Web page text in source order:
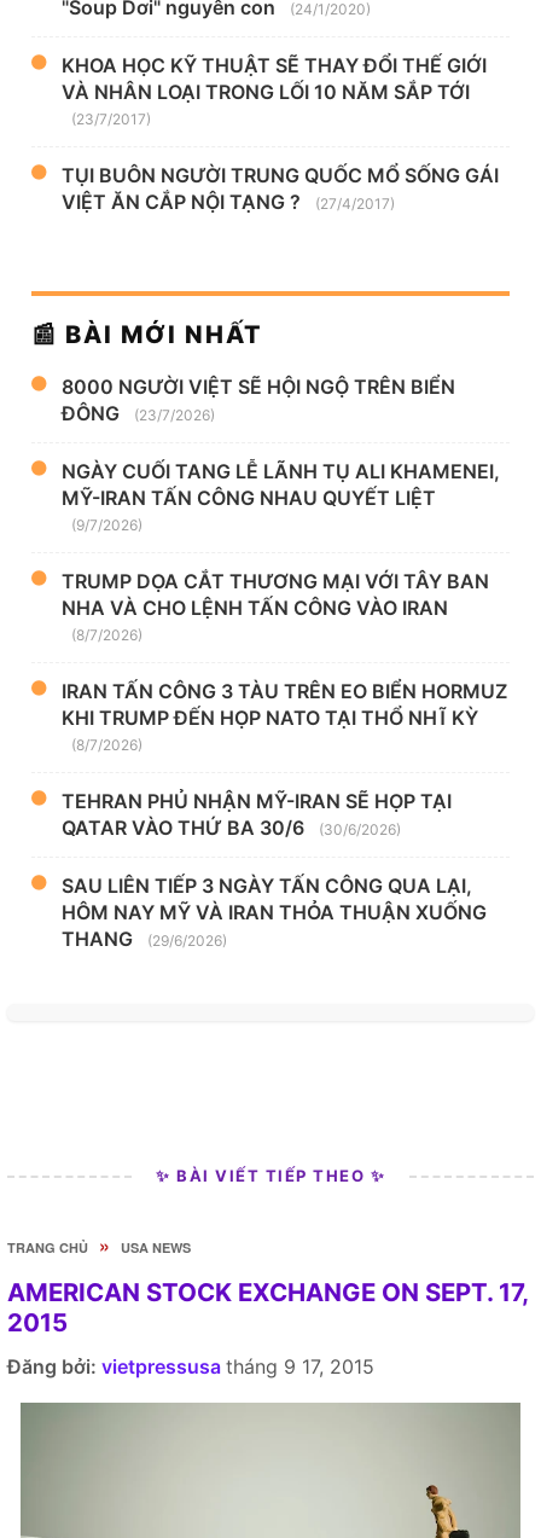
"Soup Dơi" nguyên con (24/1/2020)
KHOA HỌC KỸ THUẬT SẼ THAY ĐỔI THẾ GIỚI
VÀ NHÂN LOẠI TRONG LỐI 10 NĂM SẮP TỚI
(23/7/2017)
TỤI BUÔN NGƯỜI TRUNG QUỐC MỔ SỐNG GÁI
VIỆT ĂN CẮP NỘI TẠNG ?
(27/4/2017)
📰 BÀI MỚI NHẤT
8000 NGƯỜI VIỆT SẼ HỘI NGỘ TRÊN BIỂN
ĐÔNG
(23/7/2026)
NGÀY CUỐI TANG LỄ LÃNH TỤ ALI KHAMENEI,
MỸ-IRAN TẤN CÔNG NHAU QUYẾT LIỆT
(9/7/2026)
TRUMP DỌA CẮT THƯƠNG MẠI VỚI TÂY BAN
NHA VÀ CHO LỆNH TẤN CÔNG VÀO IRAN
(8/7/2026)
IRAN TẤN CÔNG 3 TÀU TRÊN EO BIỂN HORMUZ
KHI TRUMP ĐẾN HỌP NATO TẠI THỔ NHĨ KỲ
(8/7/2026)
TEHRAN PHỦ NHẬN MỸ-IRAN SẼ HỌP TẠI
QATAR VÀO THỨ BA 30/6
(30/6/2026)
SAU LIÊN TIẾP 3 NGÀY TẤN CÔNG QUA LẠI,
HÔM NAY MỸ VÀ IRAN THỎA THUẬN XUỐNG
THANG
(29/6/2026)
✨ BÀI VIẾT TIẾP THEO ✨
TRANG CHỦ » USA NEWS
AMERICAN STOCK EXCHANGE ON SEPT. 17,
2015
Đăng bởi: vietpressusa tháng 9 17, 2015